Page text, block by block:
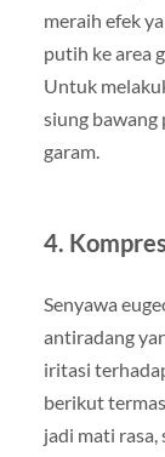
meraih efek
putih ke area
Untuk
siung bawang
garam.
4.
Senyawa
antiradang
iritasi
berikut
jadi mati